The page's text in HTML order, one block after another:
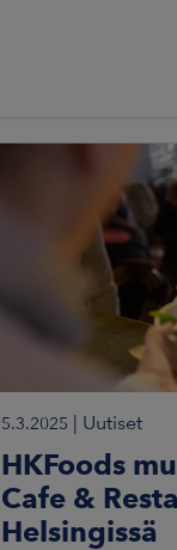
5.3.2025 | Uutiset
HKFoods
Cafe &
Helsingissä